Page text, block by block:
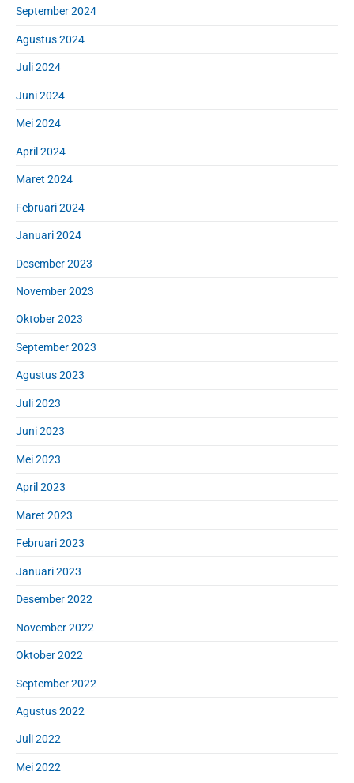
September 2024
Agustus 2024
Juli 2024
Juni 2024
Mei 2024
April 2024
Maret 2024
Februari 2024
Januari 2024
Desember 2023
November 2023
Oktober 2023
September 2023
Agustus 2023
Juli 2023
Juni 2023
Mei 2023
April 2023
Maret 2023
Februari 2023
Januari 2023
Desember 2022
November 2022
Oktober 2022
September 2022
Agustus 2022
Juli 2022
Mei 2022